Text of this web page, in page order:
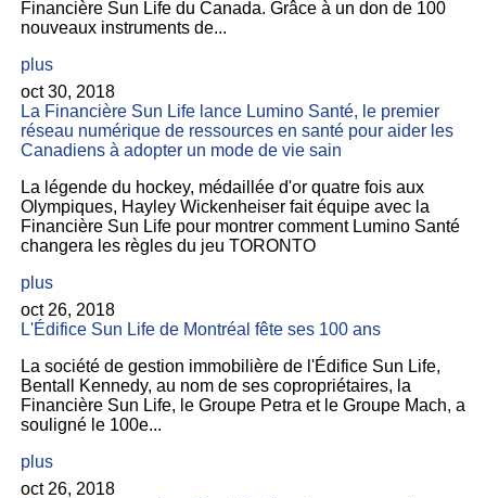
Financière Sun Life du Canada. Grâce à un don de 100
nouveaux instruments de...
plus
oct 30, 2018
La Financière Sun Life lance Lumino Santé, le premier
réseau numérique de ressources en santé pour aider les
Canadiens à adopter un mode de vie sain
La légende du hockey, médaillée d'or quatre fois aux
Olympiques, Hayley Wickenheiser fait équipe avec la
Financière Sun Life pour montrer comment Lumino Santé
changera les règles du jeu TORONTO
plus
oct 26, 2018
L'Édifice Sun Life de Montréal fête ses 100 ans
La société de gestion immobilière de l'Édifice Sun Life,
Bentall Kennedy, au nom de ses copropriétaires, la
Financière Sun Life, le Groupe Petra et le Groupe Mach, a
souligné le 100e...
plus
oct 26, 2018